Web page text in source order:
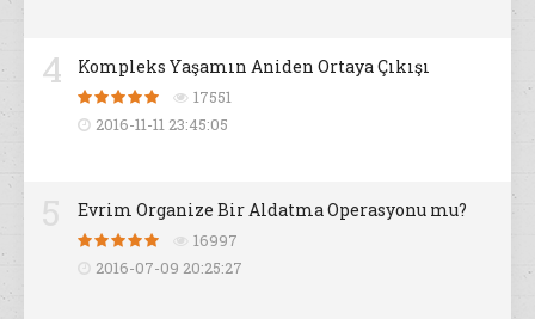
4 Kompleks Yaşamın Aniden Ortaya Çıkışı
17551
2016-11-11 23:45:05
Evrim Organize Bir Aldatma Operasyonu mu?
16997
2016-07-09 20:25:27